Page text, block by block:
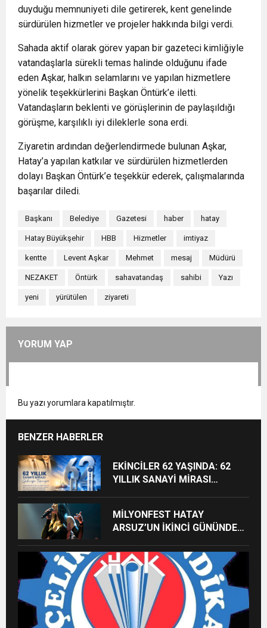
duyduğu memnuniyeti dile getirerek, kent genelinde
sürdürülen hizmetler ve projeler hakkında bilgi verdi.
Sahada aktif olarak görev yapan bir gazeteci kimliğiyle
vatandaşlarla sürekli temas halinde olduğunu ifade
eden Aşkar, halkın selamlarını ve yapılan hizmetlere
yönelik teşekkürlerini Başkan Öntürk’e iletti.
Vatandaşların beklenti ve görüşlerinin de paylaşıldığı
görüşme, karşılıklı iyi dileklerle sona erdi.
Ziyaretin ardından değerlendirmede bulunan Aşkar,
Hatay’a yapılan katkılar ve sürdürülen hizmetlerden
dolayı Başkan Öntürk’e teşekkür ederek, çalışmalarında
başarılar diledi.
Başkanı Belediye Gazetesi haber hatay
Hatay Büyükşehir HBB Hizmetler imtiyaz
kentte Levent Aşkar Mehmet mesaj Müdürü
NEZAKET Öntürk sahavatandaş sahibi Yazı
yeni yürütülen ziyareti
YORUM YAP
Bu yazı yorumlara kapatılmıştır.
BENZER HABERLER
EKİNCİLER 62 YAŞINDA: 62
YILLIK SANAYİ MİRASI
MİLYONFEST HATAY
ARSUZ’UN İKİNCİ GÜNÜNDE
ALACAK